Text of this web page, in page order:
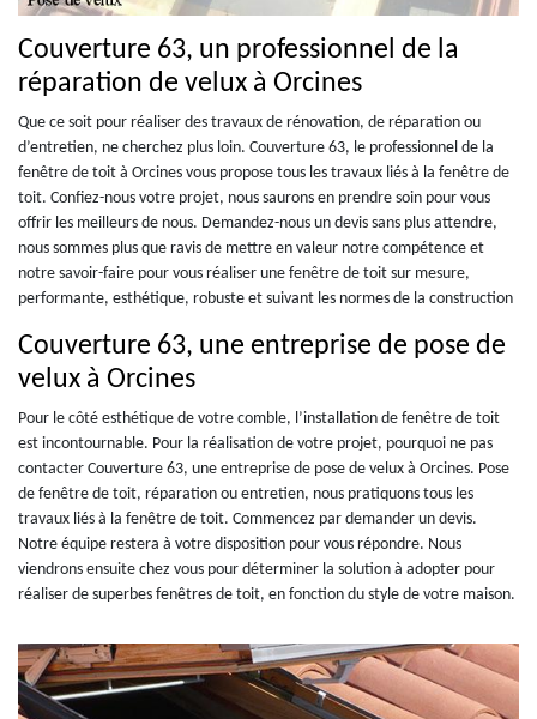
Couverture 63, un professionnel de la
réparation de velux à Orcines
Que ce soit pour réaliser des travaux de rénovation, de réparation ou
d’entretien, ne cherchez plus loin. Couverture 63, le professionnel de la
fenêtre de toit à Orcines vous propose tous les travaux liés à la fenêtre de
toit. Confiez-nous votre projet, nous saurons en prendre soin pour vous
offrir les meilleurs de nous. Demandez-nous un devis sans plus attendre,
nous sommes plus que ravis de mettre en valeur notre compétence et
notre savoir-faire pour vous réaliser une fenêtre de toit sur mesure,
performante, esthétique, robuste et suivant les normes de la construction
Couverture 63, une entreprise de pose de
velux à Orcines
Pour le côté esthétique de votre comble, l’installation de fenêtre de toit
est incontournable. Pour la réalisation de votre projet, pourquoi ne pas
contacter Couverture 63, une entreprise de pose de velux à Orcines. Pose
de fenêtre de toit, réparation ou entretien, nous pratiquons tous les
travaux liés à la fenêtre de toit. Commencez par demander un devis.
Notre équipe restera à votre disposition pour vous répondre. Nous
viendrons ensuite chez vous pour déterminer la solution à adopter pour
réaliser de superbes fenêtres de toit, en fonction du style de votre maison.